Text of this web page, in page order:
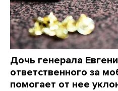
Дочь генерала
ответственного за
помогает от нее